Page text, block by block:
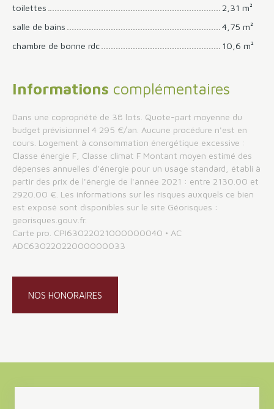
toilettes
2,31 m²
salle de bains
4,75 m²
chambre de bonne rdc
10,6 m²
Informations complémentaires
Dans une copropriété de 38 lots. Quote-part moyenne du
budget prévisionnel 4 295 €/an. Aucune procédure n'est en
cours. Logement à consommation énergétique excessive :
Classe énergie F, Classe climat F Montant moyen estimé des
dépenses annuelles d'énergie pour un usage standard, établi à
partir des prix de l'énergie de l'année 2021 : entre 2130.00 et
2920.00 €. Les informations sur les risques auxquels ce bien
est exposé sont disponibles sur le site Géorisques :
georisques.gouv.fr.
Carte pro. CPI63022021000000040 • AC
ADC63022022000000033
NOS HONORAIRES